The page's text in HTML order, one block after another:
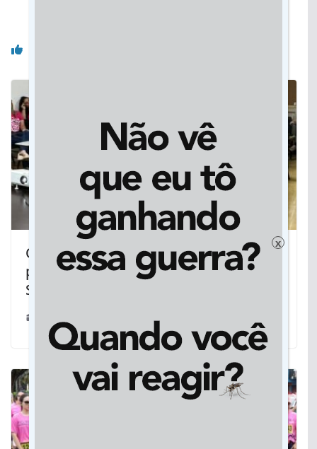
Outubro Rosa: Campanha de
prevenção mobiliza trabalhadores do
Sanear em Rondonópolis
x